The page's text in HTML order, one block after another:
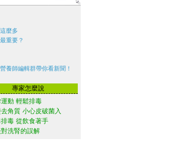
麼多
重要？
養師編輯群帶你看新聞！
專家怎麼說
動 輕鬆排毒
角質 小心皮破菌入
毒 從飲食著手
洗腎的誤解